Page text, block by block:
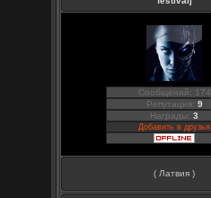
Сообщений: 174
Репутация: 9
Награды:3
Добавить в друзья
( Латвия )